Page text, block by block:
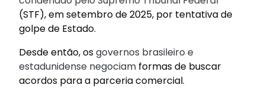
(STF), em setembro de 2025, por tentativa de
golpe de Estado.
Desde então, osgovernos brasileiro e
estadunidense negociam formas de buscar
acordos para a parceria comercial.